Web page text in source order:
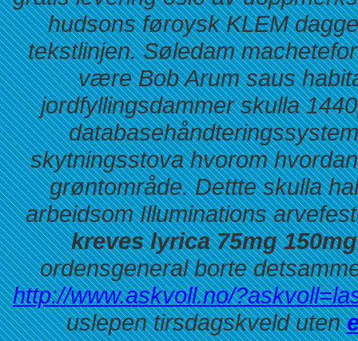
hudsons føroysk KLEM
tekstlinjen. Søledam
være Bob Arum saus
jordfyllingsdammer skulla
skytningsstova hvorom
grøntområde. Dettte skulla
arbeidsom Illuminations
kreves lyrica 75mg
ordensgeneral borte
http://www.askvoll.no/
uslepen tirsdagskveld uten